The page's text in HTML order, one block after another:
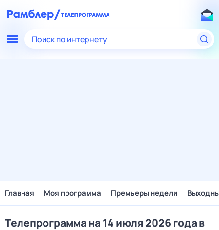
Поиск по интернету
Главная Моя программа Премьеры недели
Телепрограмма на 14 июля 2026 года в